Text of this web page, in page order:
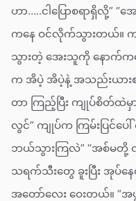
ဟာ…..ငါပြောစရာရှိလို့” “
ကနေ ဝင်လိုက်သွားတယ်။ က
သွားတဲ့ အေးသူကို နောက်က
က အိပဲ့ အိပဲ့နဲ့ အသည်းယားစ
တာ ကြည့်ပြီး ကျုပ်စိတ်ထဲမှာ
လွင်” ကျုပ်က ကြမ်းပြင်
ဘယ်သွားကြလဲ” “အစ်မတို့
သရက်သီးတွေ ခူးပြီး အုပ်န
အတော်လေး ဝေးတယ်။ “အ